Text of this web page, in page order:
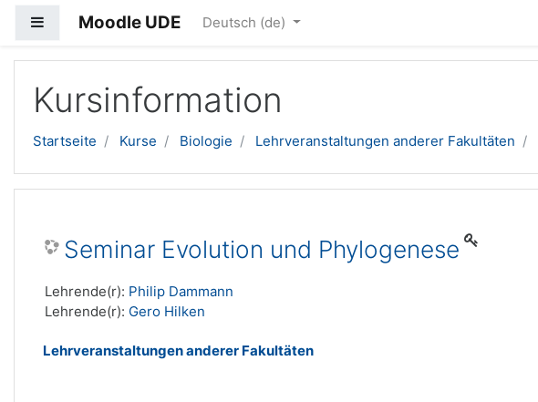
Website-Übersicht
Moodle UDE Deutsch ‎(de)‎
Kursinformation
Startseite Kurse Biologie Lehrveranstaltungen anderer Fakultäten
Seminar Evolution und Phylogenese
Lehrende(r): Philip Dammann
Lehrende(r): Gero Hilken
Lehrveranstaltungen anderer Fakultäten